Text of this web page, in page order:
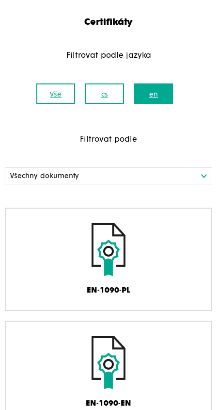
Certifikáty
Filtrovat podle jazyka
Vše cs en
Filtrovat podle
EN-1090-PL
EN-1090-EN